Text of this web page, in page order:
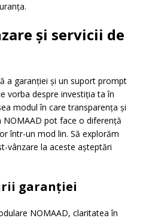
și servicii de
a garanției și un suport prompt
vorba despre investiția ta în
modul în care transparența și
NOMAAD pot face o diferență
într-un mod lin. Să explorăm
vânzare la aceste așteptări
garanției
NOMAAD, claritatea în